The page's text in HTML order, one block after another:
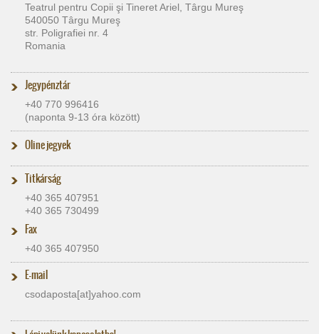
Teatrul pentru Copii şi Tineret Ariel, Târgu Mureş
540050 Târgu Mureş
str. Poligrafiei nr. 4
Romania
Jegypénztár
+40 770 996416
(naponta 9-13 óra között)
Oline jegyek
Titkárság
+40 365 407951
+40 365 730499
Fax
+40 365 407950
E-mail
csodaposta[at]​yahoo.com